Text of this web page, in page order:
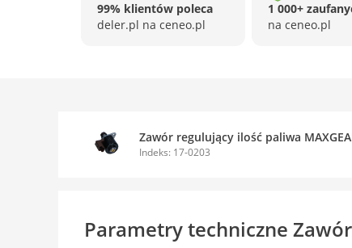
99% klientów poleca
deler.pl na ceneo.pl
1 000+
na ceneo.pl
Zawór regulujący ilość paliwa
Indeks: 17-0203
Parametry techniczne